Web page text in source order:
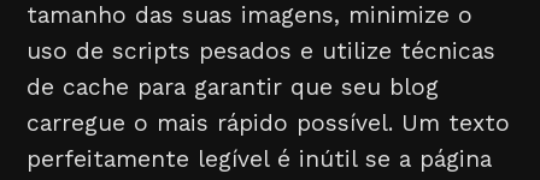
tamanho das suas imagens, minimize o
uso de scripts pesados e utilize técnicas
de cache para garantir que seu blog
carregue o mais rápido possível. Um texto
perfeitamente legível é inútil se a página